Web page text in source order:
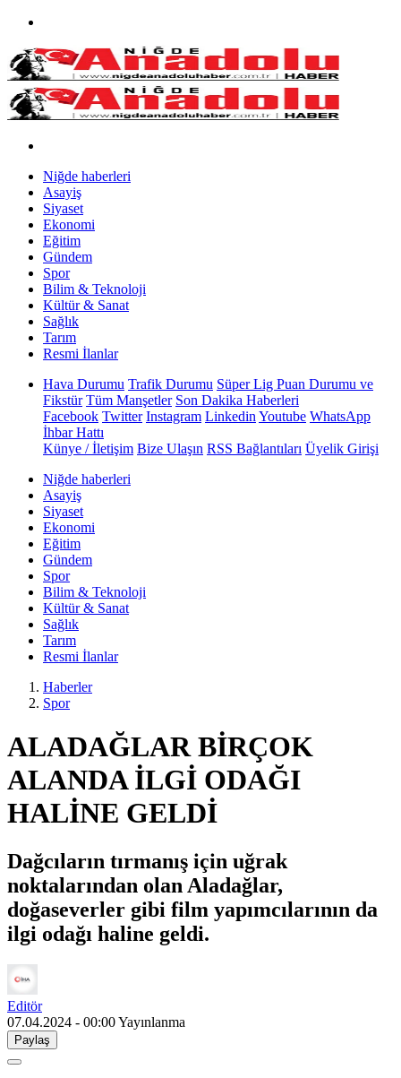
Niğde haberleri
Asayiş
Siyaset
Ekonomi
Eğitim
Gündem
Spor
Bilim & Teknoloji
Kültür & Sanat
Sağlık
Tarım
Resmi İlanlar
Hava Durumu Trafik Durumu Süper Lig Puan Durumu ve
Fikstür Tüm Manşetler Son Dakika Haberleri
Facebook Twitter Instagram Linkedin Youtube WhatsApp
İhbar Hattı
Künye / İletişim Bize Ulaşın RSS Bağlantıları Üyelik Girişi
Niğde haberleri
Asayiş
Siyaset
Ekonomi
Eğitim
Gündem
Spor
Bilim & Teknoloji
Kültür & Sanat
Sağlık
Tarım
Resmi İlanlar
Haberler
Spor
ALADAĞLAR BİRÇOK
ALANDA İLGİ ODAĞI
HALİNE GELDİ
Dağcıların tırmanış için uğrak
noktalarından olan Aladağlar,
doğaseverler gibi film yapımcılarının da
ilgi odağı haline geldi.
Editör
07.04.2024 - 00:00Yayınlanma
Paylaş